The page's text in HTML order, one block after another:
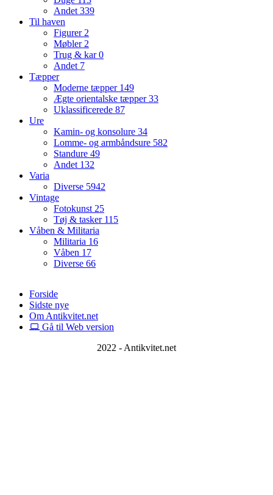
Andet 339
Til haven
Figurer 2
Møbler 2
Trug & kar0
Andet 7
Tæpper
Moderne tæpper 149
Ægte orientalske tæpper33
Uklassificerede 87
Ure
Kamin- og konsolure 34
Lomme- og armbåndsure 582
Standure 49
Andet 132
Varia
Diverse 5942
Vintage
Fotokunst 25
Tøj & tasker 115
Våben & Militaria
Militaria 16
Våben 17
Diverse 66
Forside
Sidste nye
Om Antikvitet.net
Gå til Web version
2022 - Antikvitet.net